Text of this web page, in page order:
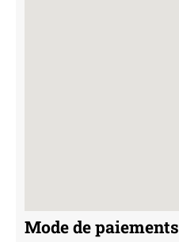
Mode de paiements